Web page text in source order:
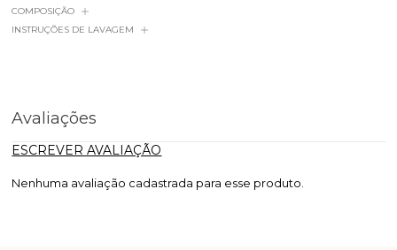
INSTRUÇÕES DE LAVAGEM
COMPOSIÇÃO
Avaliações
ESCREVER AVALIAÇÃO
Nenhuma avaliação cadastrada para esse produto.